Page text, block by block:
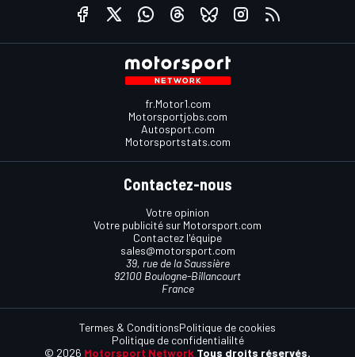
fr.Motor1.com
Motorsportjobs.com
Autosport.com
Motorsportstats.com
Contactez-nous
Votre opinion
Votre publicité sur Motorsport.com
Contactez l'équipe
sales@motorsport.com
39, rue de la Saussière
92100 Boulogne-Billancourt
France
© 2026 Motorsport Network Tous droits réservés.
Termes & ConditionsPolitique de cookies
Politique de confidentialilté